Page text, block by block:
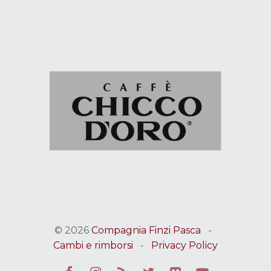
© 2026 Compagnia Finzi Pasca -
Cambi e rimborsi - Privacy Policy